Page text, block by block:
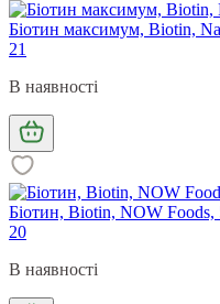
Біотин максимум, Biotin,
21
В наявності
Біотин, Biotin, NOW Foods,
20
В наявності